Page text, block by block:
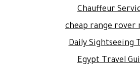
Chauffeur
cheap range rover
Daily Sightseeing
Egypt Travel